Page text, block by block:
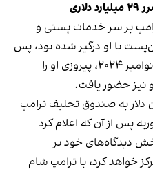
ترامپ بر سر خدمات پستی و
با او درگیر شده بود، پس
از برنده شدن ترامپ در انتخابات نوامبر ۲۰۲۴، پیروزی او را
نیز حضور یافت.
دلار به صندوق تحلیف ترامپ
پس از آن که اعلام کرد
دیدگاه‌های خود بر
خواهد کرد، با ترامپ شام